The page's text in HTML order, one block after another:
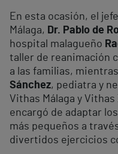
En esta ocasión, el
Málaga, Dr. Pablo de
hospital malagueño
taller de reanimación
a las familias, mientras
Sánchez, pediatra y
Vithas Málaga y
encargó de adaptar
más pequeños a
divertidos ejercicios